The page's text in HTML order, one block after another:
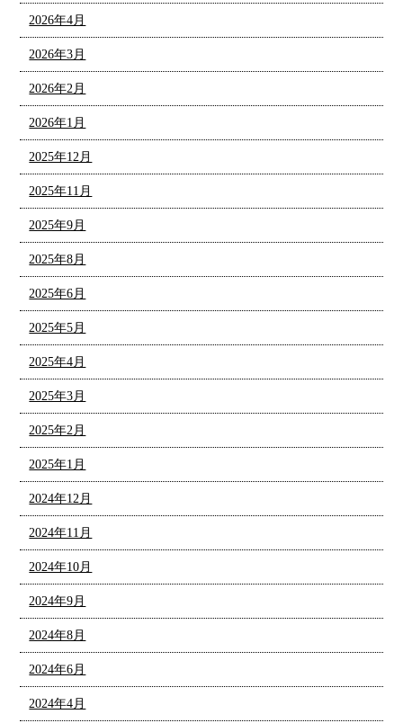
2026年4月
2026年3月
2026年2月
2026年1月
2025年12月
2025年11月
2025年9月
2025年8月
2025年6月
2025年5月
2025年4月
2025年3月
2025年2月
2025年1月
2024年12月
2024年11月
2024年10月
2024年9月
2024年8月
2024年6月
2024年4月